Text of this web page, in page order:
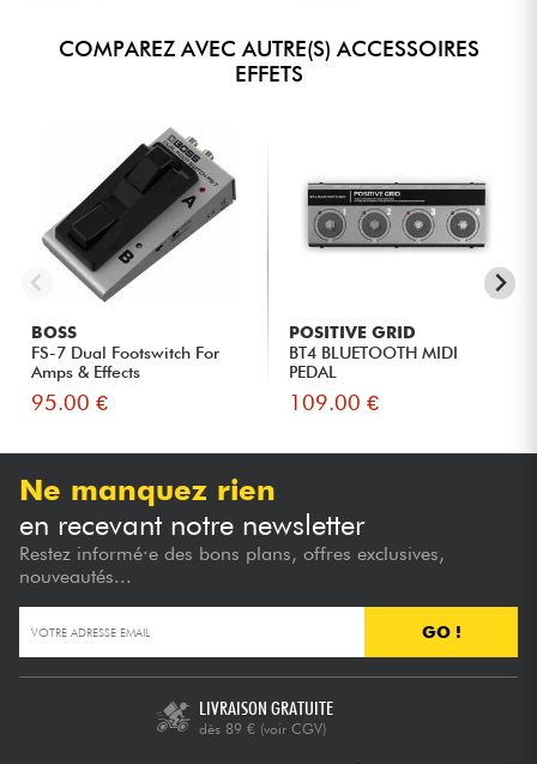
COMPAREZ AVEC AUTRE(S) ACCESSOIRES
EFFETS
BOSS
FS-7 Dual Footswitch For
Amps & Effects
95.00 €
POSITIVE GRID
BT4 BLUETOOTH MIDI
PEDAL
109.00 €
Ne manquez rien
en recevant notre newsletter
Restez informé·e des bons plans, offres exclusives,
nouveautés...
GO !
LIVRAISON GRATUITE
dès 89 € (voir CGV)